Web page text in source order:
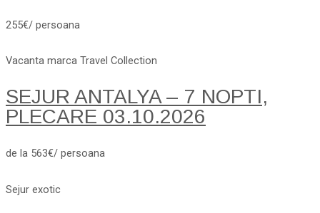
255€/ persoana
Vacanta marca Travel Collection
SEJUR ANTALYA – 7 NOPTI,
PLECARE 03.10.2026
de la 563€/ persoana
Sejur exotic